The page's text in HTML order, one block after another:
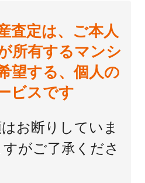
査定は、ご本人
所有するマンシ
望する、個人の
ビスです
お断りしていま
がご了承くださ